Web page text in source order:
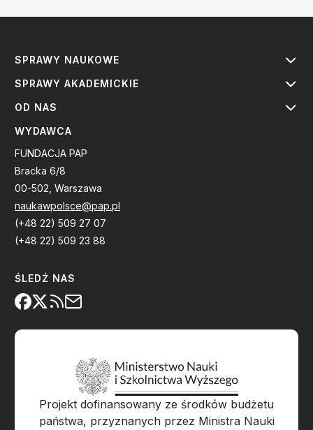
SPRAWY NAUKOWE
SPRAWY AKADEMICKIE
OD NAS
WYDAWCA
FUNDACJA PAP
Bracka 6/8
00-502, Warszawa
naukawpolsce@pap.pl
(+48 22) 509 27 07
(+48 22) 509 23 88
ŚLEDŹ NAS
Projekt dofinansowany ze środków budżetu
państwa, przyznanych przez Ministra Nauki